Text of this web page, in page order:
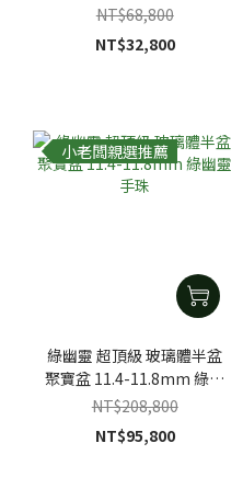
NT$68,800
NT$32,800
小老闆親選推薦
綠幽靈 超頂級 玻璃體半盆
聚寶盆 11.4-11.8mm 綠幽
靈手珠
NT$208,800
NT$95,800